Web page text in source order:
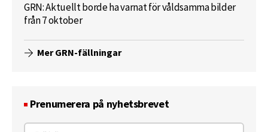
GRN: Aktuellt borde ha varnat för våldsamma bilder
från 7 oktober
Mer GRN-fällningar
Prenumerera på nyhetsbrevet